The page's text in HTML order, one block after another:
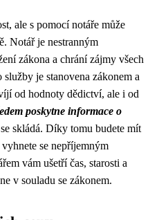
ale s pomocí notáře může
Notář je nestranným
zákona a chrání zájmy všech
služby je stanovena zákonem a
od hodnoty dědictví, ale i od
poskytne informace o
skládá. Díky tomu budete mít
se nepříjemným
vám ušetří čas, starosti a
v souladu se zákonem.